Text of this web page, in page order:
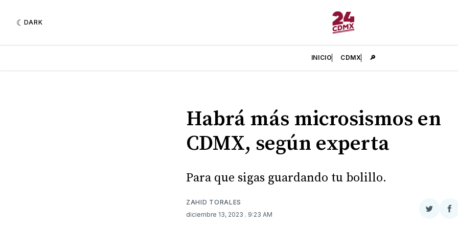
DARK
INICIO CDMX 🔎
Habrá más microsismos en
CDMX, según experta
Para que sigas guardando tu bolillo.
ZAHID TORALES
diciembre 13, 2023 . 9:23 AM